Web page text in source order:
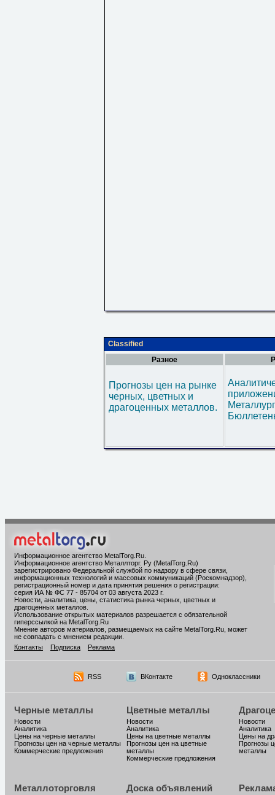
Classified
Разное
Прогнозы цен на рынке
черных, цветных и
драгоценных металлов.
Информационное агентство MetalTorg.Ru
Информационное агентство Металлторг. Ру (MetalTorg.Ru)
зарегистрировано Федеральной службой по надзору в сфере связи,
информационных технологий и массовых коммуникаций (Роскомнадзор),
регистрационный номер и дата принятия решения о регистрации:
серия ИА № ФС 77 - 85704 от 03 августа 2023 г.
Новости, аналитика, цены, статистика рынка черных, цветных и
драгоценных металлов.
Использование открытых материалов разрешается с обязательной
гиперссылкой на MetalTorg.Ru
Мнение авторов материалов, размещаемых на сайте MetalTorg.Ru, может
не совпадать с мнением редакции.
Контакты
Подписка Реклама
RSS ВКонтакте Одноклассники
Черные металлы
Новости
Аналитика
Цены на черные металлы
Прогнозы цен на черные металлы
Коммерческие предложения
Цветные металлы
Новости
Аналитика
Цены на цветные металлы
Прогнозы цен на цветные
металлы
Коммерческие предложения
Новости
Аналитика
Цены на
Прогнозы
металлы
Металлоторговля Доска объявлений